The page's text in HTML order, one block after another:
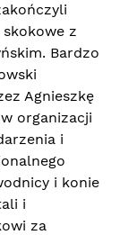
z
Bardzo
Agnieszkę
organizacji
i
i konie
i
za